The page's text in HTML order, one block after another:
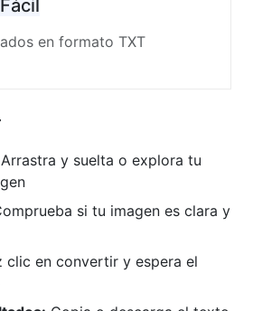
en formato TXT
Arrastra y suelta o explora tu
si tu imagen es clara y
clic en convertir y espera el